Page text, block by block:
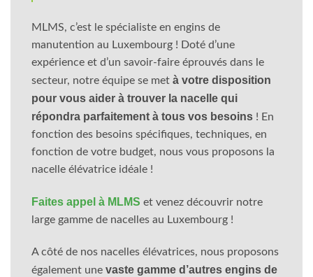
MLMS, c’est le spécialiste en engins de
manutention au Luxembourg ! Doté d’une
expérience et d’un savoir-faire éprouvés dans le
secteur, notre équipe se met à votre disposition
pour vous aider à trouver la nacelle qui
répondra parfaitement à tous vos besoins ! En
fonction des besoins spécifiques, techniques, en
fonction de votre budget, nous vous proposons la
nacelle élévatrice idéale !
Faites appel à MLMS et venez découvrir notre
large gamme de nacelles au Luxembourg !
A côté de nos nacelles élévatrices, nous proposons
également une vaste gamme d’autres engins de